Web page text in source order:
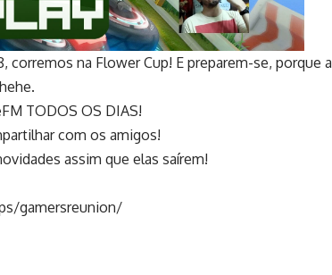
corremos na Flower Cup! E preparem-se, porque a
TODOS OS DIAS!
com os amigos!
assim que elas saírem!
gamersreunion/